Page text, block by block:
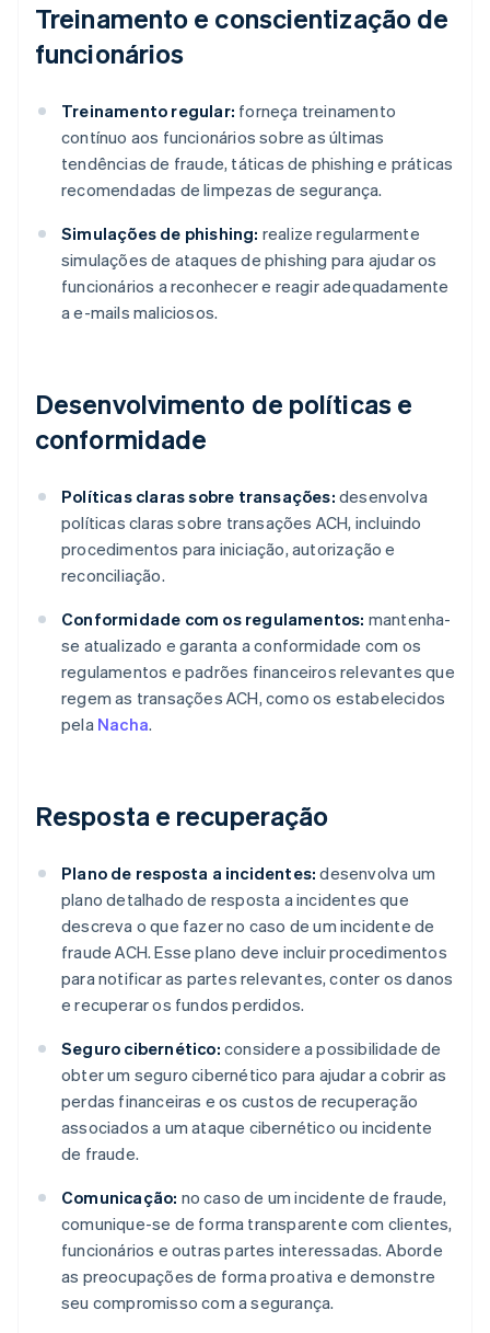
Treinamento e conscientização de
funcionários
Treinamento regular: forneça treinamento
contínuo aos funcionários sobre as últimas
tendências de fraude, táticas de phishing e práticas
recomendadas de limpezas de segurança.
Simulações de phishing: realize regularmente
simulações de ataques de phishing para ajudar os
funcionários a reconhecer e reagir adequadamente
a e-mails maliciosos.
Desenvolvimento de políticas e
conformidade
Políticas claras sobre transações: desenvolva
políticas claras sobre transações ACH, incluindo
procedimentos para iniciação, autorização e
reconciliação.
Conformidade com os regulamentos: mantenha-
se atualizado e garanta a conformidade com os
regulamentos e padrões financeiros relevantes que
regem as transações ACH, como os estabelecidos
pela Nacha.
Resposta e recuperação
Plano de resposta a incidentes: desenvolva um
plano detalhado de resposta a incidentes que
descreva o que fazer no caso de um incidente de
fraude ACH. Esse plano deve incluir procedimentos
para notificar as partes relevantes, conter os danos
e recuperar os fundos perdidos.
Seguro cibernético: considere a possibilidade de
obter um seguro cibernético para ajudar a cobrir as
perdas financeiras e os custos de recuperação
associados a um ataque cibernético ou incidente
de fraude.
Comunicação: no caso de um incidente de fraude,
comunique-se de forma transparente com clientes,
funcionários e outras partes interessadas. Aborde
as preocupações de forma proativa e demonstre
seu compromisso com a segurança.